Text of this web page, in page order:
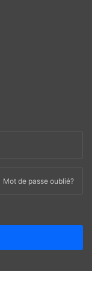
Mot de passe oublié?